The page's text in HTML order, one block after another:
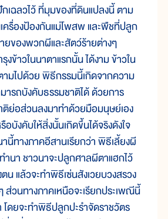
เฉลวไว้ ที่มุมของที่ดินแปลงนี้ ตาม
เครื่องป้องกันแม่โพสพ และพืชที่ปลูก
ยของพวกผีและสัตว์ร้ายต่างๆ
งข้าวในนาตาแรกนั้น ได้งาม ข้าวใน
ามไปด้วย พิธีกรรมนี้เกิดจากความ
ารถบังคับธรรมชาติได้ ด้วยการ
ติย่อส่วนลงมาทำด้วยมือมนุษย์เอง
บังคับให้สิ่งนั้นเกิดขึ้นได้จริงดังใจ
นี้ทางภาคอีสานเรียกว่า พิธีเลี้ยงผี
นา ชาวนาจะปลูกศาลผีตาแฮกไว้
น แล้วจะทำพิธีเซ่นสังเวยบวงสรวง
ส่วนทางภาคเหนือจะเรียกประเพณีนี้
ดยจะทำพิธีปลูกปะรำจัดราชวัตร